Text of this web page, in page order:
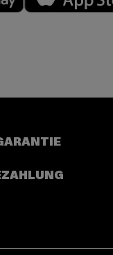
page:page:
our YouTube channel: